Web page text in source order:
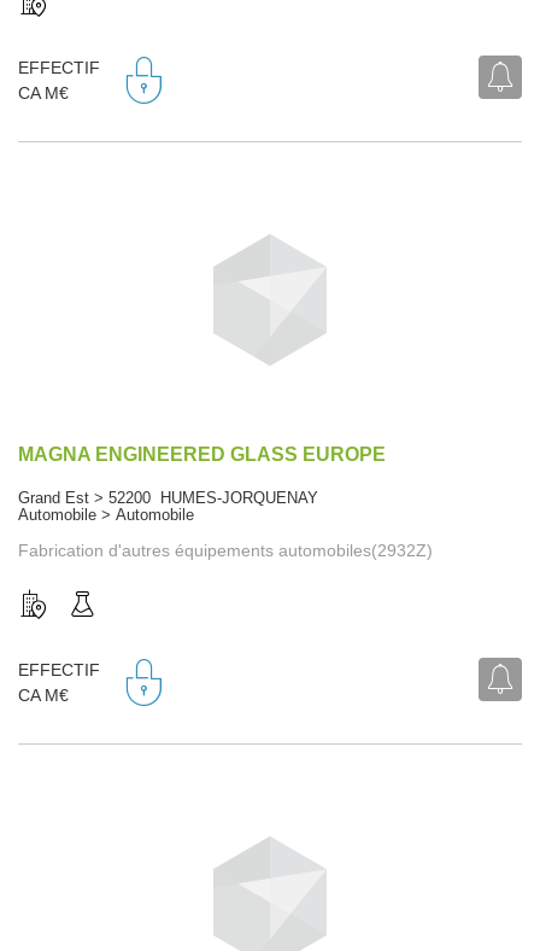
EFFECTIF
CA M€
MAGNA ENGINEERED GLASS EUROPE
Grand Est > 52200 HUMES-JORQUENAY
Automobile > Automobile
Fabrication d'autres équipements automobiles(2932Z)
EFFECTIF
CA M€